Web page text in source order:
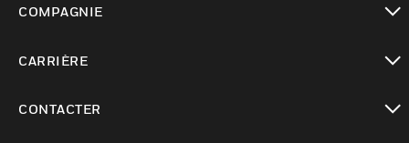
COMPAGNIE
CARRIÈRE
CONTACTER